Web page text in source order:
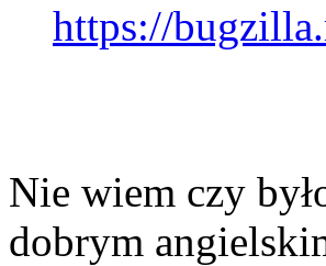
https://
Nie wiem czy
dobrym